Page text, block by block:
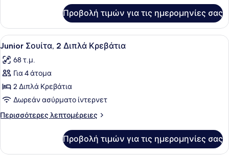
Δωμάτιο,
Queen
Προβολή τιμών για τις ημερομηνίες σας
Προβολή
όλων
των
φωτογραφιών
για
Junior
Σουίτα,
2
Κρεβάτια
Ένα σύγχρονο δωμάτιο
4
Junior Σουίτα, 2 Διπλά Κρεβάτια
68 τ.μ.
Για 4 άτομα
2 Διπλά Κρεβάτια
Δωρεάν ασύρματο ίντερνετ
Περισσότερες λεπτομέρειες
Περισσότερες
Σουίτα,
Προβολή τιμών για τις ημερομηνίες σας